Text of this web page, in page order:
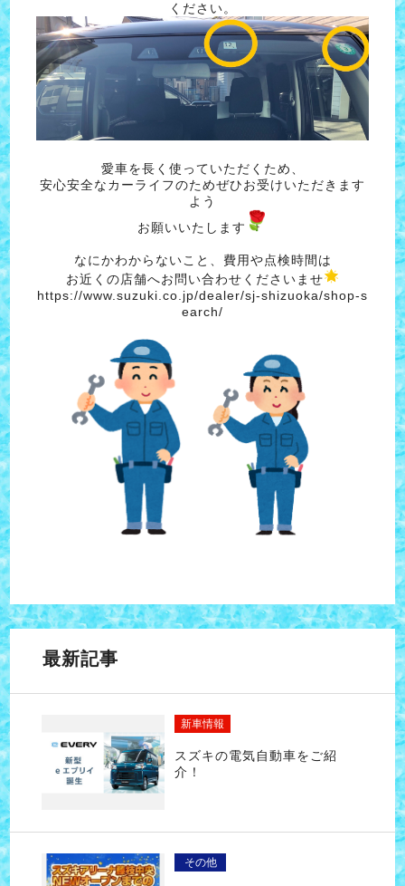
ください。
愛車を長く使っていただくため、
安心安全なカーライフのためぜひお受けいただきます
よう
お願いいたします
なにかわからないこと、費用や点検時間は
お近くの店舗へお問い合わせくださいませ
https://www.suzuki.co.jp/dealer/sj-shizuoka/shop-s
earch/
最新記事
新車情報
スズキの電気自動車をご紹
介！
その他